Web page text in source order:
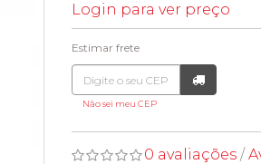
Login para ver preço
Estimar frete
Não sei meu CEP
0 avaliações /